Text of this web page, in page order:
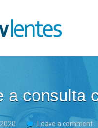
a consulta
Leave a comment